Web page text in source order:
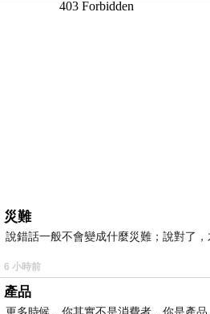
災難
說錯話一般不會變成什麼災難；說對了，
6 小時前
產品
更多時候，你其實不是消費者，你是產